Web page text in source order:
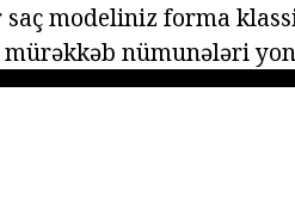
modeliniz forma
nümunələri